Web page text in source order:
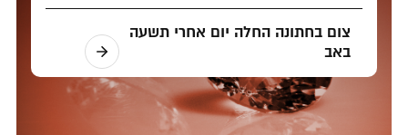
צום בחתונה החלה יום אחרי תשעה
באב